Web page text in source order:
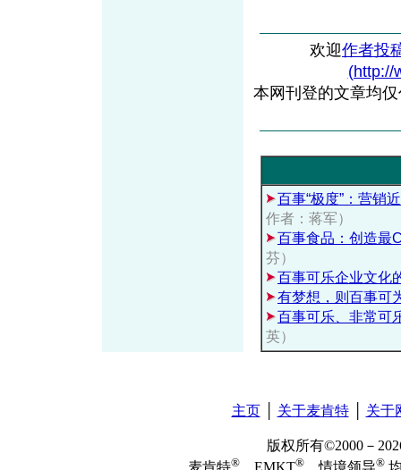
欢迎作者投
(http://
本网刊登的文章均
百事“极度”：营销
作者：蒋军）
百事食品：创造最
芬）
百事可乐企业文化
有梦想，则百事可
百事可乐、非常可
英）
主页│ 关于麦肯特│ 关于
版权所有©2000－
® ® ®